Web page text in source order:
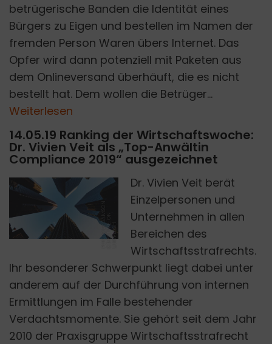
betrügerische Banden die Identität eines
Bürgers zu Eigen und bestellen im Namen der
fremden Person Waren übers Internet. Das
Opfer wird dann potenziell mit Paketen aus
dem Onlineversand überhäuft, die es nicht
bestellt hat. Dem wollen die Betrüger...
Weiterlesen
14.05.19 Ranking der Wirtschaftswoche:
Dr. Vivien Veit als „Top-Anwältin
Compliance 2019“ ausgezeichnet
P
H
O
T
O
BY
S
AM
S
O
N
C
R
E
A
T
I
V
E.
ON
U
N
S
P
L
A
SH
Dr. Vivien Veit berät
Einzelpersonen und
Unternehmen in allen
Bereichen des
Wirtschaftsstrafrechts.
Ihr besonderer Schwerpunkt liegt dabei unter
anderem auf der Durchführung von internen
Ermittlungen im Falle bestehender
Verdachtsmomente. Sie gehört seit dem Jahr
2010 der Praxisgruppe Wirtschaftsstrafrecht